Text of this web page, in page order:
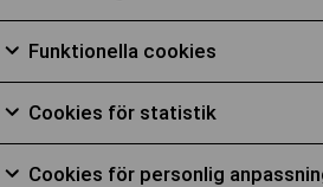
Markera för att samtycka till
Funktionella cookies
Markera för att samtycka till
Cookies för statistik
Markera för att samtycka till
Cookies för personlig